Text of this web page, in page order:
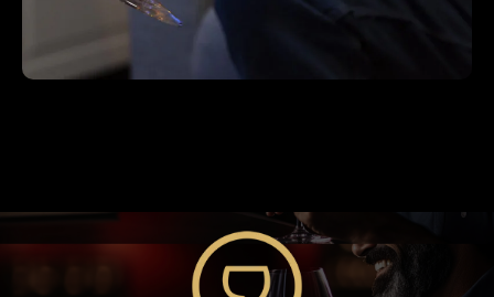
A Importância da Temperatura